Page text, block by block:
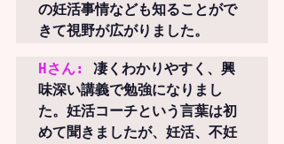
の妊活事情なども知ることがで
きて視野が広がりました。
Hさん:
凄くわかりやすく、興
味深い講義で勉強になりまし
た。 妊活コーチという言葉は初
めて聞きましたが、 妊活、不妊